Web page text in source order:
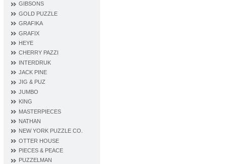
GIBSONS
GOLD PUZZLE
GRAFIKA
GRAFIX
HEYE
CHERRY PAZZI
INTERDRUK
JACK PINE
JIG & PUZ
JUMBO
KING
MASTERPIECES
NATHAN
NEW YORK PUZZLE CO.
OTTER HOUSE
PIECES & PEACE
PUZZELMAN